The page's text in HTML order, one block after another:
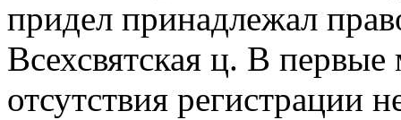
придел принадлежал
Всехсвятская ц. В
отсутствия регистрации